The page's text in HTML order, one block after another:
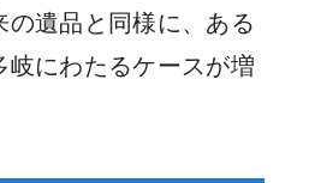
の遺品と同様に、ある
岐にわたるケースが増